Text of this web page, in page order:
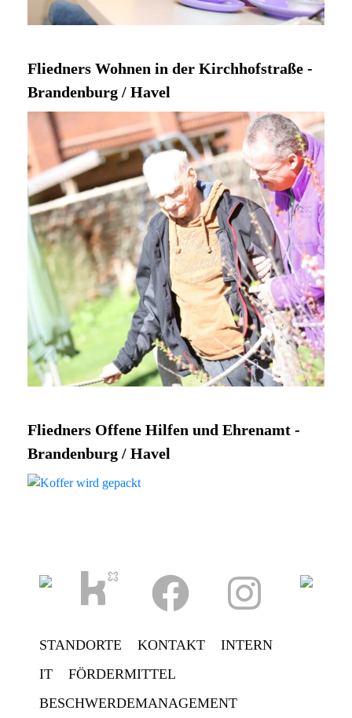
Fliedners Wohnen in der Kirchhofstraße -
Brandenburg / Havel
Fliedners Offene Hilfen und Ehrenamt -
Brandenburg / Havel
STANDORTE KONTAKT
INTERN
IT
FÖRDERMITTEL
BESCHWERDEMANAGEMENT